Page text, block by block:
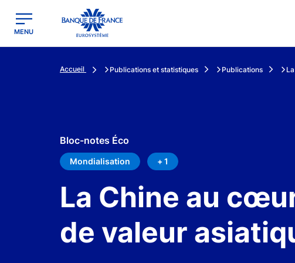
Banque de France - Menu Principal
MENU
Accueil Publications et statistiques Publications
Bloc-notes Éco
Mondialisation + 1
La Chine au
de valeur